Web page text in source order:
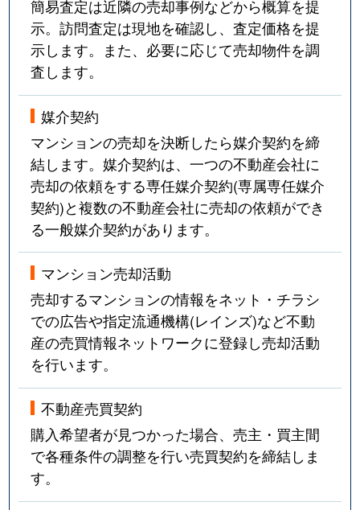
簡易査定は近隣の売却事例などから概算を提
示。訪問査定は現地を確認し、査定価格を提
示します。また、必要に応じて売却物件を調
査します。
媒介契約
マンションの売却を決断したら媒介契約を締
結します。媒介契約は、一つの不動産会社に
売却の依頼をする専任媒介契約(専属専任媒介
契約)と複数の不動産会社に売却の依頼ができ
る一般媒介契約があります。
マンション売却活動
売却するマンションの情報をネット・チラシ
での広告や指定流通機構(レインズ)など不動
産の売買情報ネットワークに登録し売却活動
を行います。
不動産売買契約
購入希望者が見つかった場合、売主・買主間
で各種条件の調整を行い売買契約を締結しま
す。